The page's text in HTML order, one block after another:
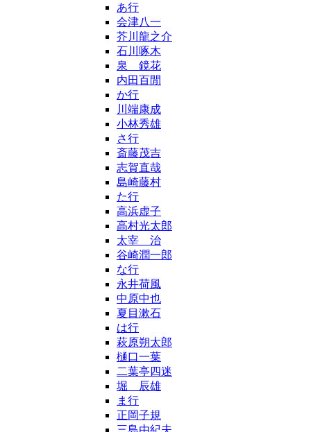
あ行
会津八一
芥川龍之介
石川啄木
泉 鏡花
内田百閒
か行
川端康成
小林秀雄
さ行
斎藤茂吉
志賀直哉
島崎藤村
た行
高浜虚子
高村光太郎
太宰 治
谷崎潤一郎
な行
永井荷風
中原中也
夏目漱石
は行
萩原朔太郎
樋口一葉
二葉亭四迷
堀 辰雄
ま行
正岡子規